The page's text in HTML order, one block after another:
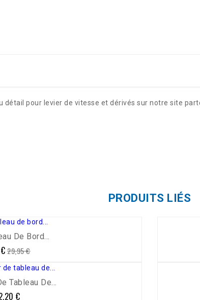
détail pour levier de vitesse et dérivés sur notre site
PRODUITS LIÉS
De Bord...
Prix
Prix
base
29,95 €
Tableau De...
Prix€